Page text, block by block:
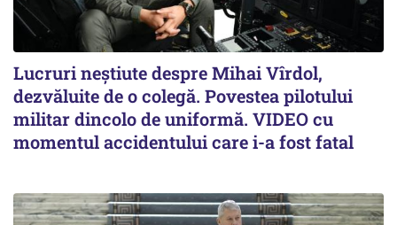
Lucruri neștiute despre Mihai Vîrdol,
dezvăluite de o colegă. Povestea pilotului
militar dincolo de uniformă. VIDEO cu
momentul accidentului care i-a fost fatal